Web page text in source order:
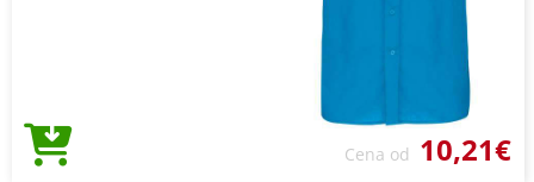
Cena od 10,21€